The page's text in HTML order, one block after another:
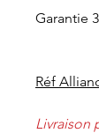
Garantie
Réf
Livraison